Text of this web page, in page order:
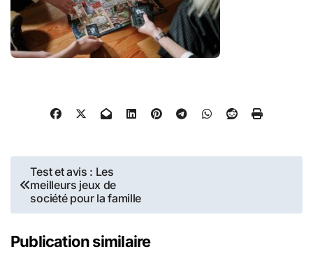
Navigation
de
l’article
Test et avis : Les
meilleurs jeux de
société pour la famille
Publication similaire